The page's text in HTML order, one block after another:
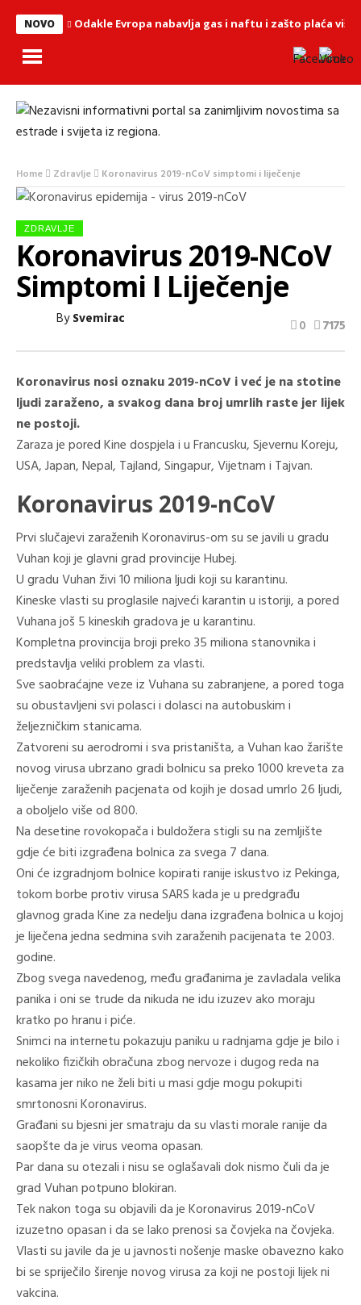
NOVO Odakle Evropa nabavlja gas i naftu i zašto plaća više
Home Zdravlje Koronavirus 2019-nCoV simptomi i liječenje
ZDRAVLJE
Koronavirus 2019-NCoV
Simptomi I Liječenje
BySvemirac 7175
0
Koronavirus nosi oznaku 2019-nCoV i već je na stotine
ljudi zaraženo, a svakog dana broj umrlih raste jer lijek
ne postoji.
Zaraza je pored Kine dospjela i u Francusku, Sjevernu Koreju,
USA, Japan, Nepal, Tajland, Singapur, Vijetnam i Tajvan.
Koronavirus 2019-nCoV
Prvi slučajevi zaraženih Koronavirus-om su se javili u gradu
Vuhan koji je glavni grad provincije Hubej.
U gradu Vuhan živi 10 miliona ljudi koji su karantinu.
Kineske vlasti su proglasile najveći karantin u istoriji, a pored
Vuhana još 5 kineskih gradova je u karantinu.
Kompletna provincija broji preko 35 miliona stanovnika i
predstavlja veliki problem za vlasti.
Sve saobraćajne veze iz Vuhana su zabranjene, a pored toga
su obustavljeni svi polasci i dolasci na autobuskim i
željezničkim stanicama.
Zatvoreni su aerodromi i sva pristaništa, a Vuhan kao žarište
novog virusa ubrzano gradi bolnicu sa preko 1000 kreveta za
liječenje zaraženih pacjenata od kojih je dosad umrlo 26 ljudi,
a oboljelo više od 800.
Na desetine rovokopača i buldožera stigli su na zemljište
gdje će biti izgrađena bolnica za svega 7 dana.
Oni će izgradnjom bolnice kopirati ranije iskustvo iz Pekinga,
tokom borbe protiv virusa SARS kada je u predgrađu
glavnog grada Kine za nedelju dana izgrađena bolnica u kojoj
je liječena jedna sedmina svih zaraženih pacijenata te 2003.
godine.
Zbog svega navedenog, među građanima je zavladala velika
panika i oni se trude da nikuda ne idu izuzev ako moraju
kratko po hranu i piće.
Snimci na internetu pokazuju paniku u radnjama gdje je bilo i
nekoliko fizičkih obračuna zbog nervoze i dugog reda na
kasama jer niko ne želi biti u masi gdje mogu pokupiti
smrtonosni Koronavirus.
Građani su bjesni jer smatraju da su vlasti morale ranije da
saopšte da je virus veoma opasan.
Par dana su otezali i nisu se oglašavali dok nismo čuli da je
grad Vuhan potpuno blokiran.
Tek nakon toga su objavili da je Koronavirus 2019-nCoV
izuzetno opasan i da se lako prenosi sa čovjeka na čovjeka.
Vlasti su javile da je u javnosti nošenje maske obavezno kako
bi se spriječilo širenje novog virusa za koji ne postoji lijek ni
vakcina.